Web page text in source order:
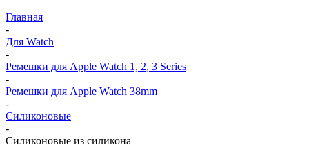
Главная
-
Для Watch
-
Ремешки для Apple Watch 1, 2, 3 Series
-
Ремешки для Apple Watch 38mm
-
Силиконовые
-
Силиконовые из силикона